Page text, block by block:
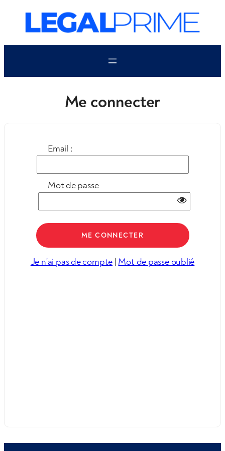
contenu
Me connecter
Email :
Mot de passe
Je n'ai pas de compte | Mot de passe oublié